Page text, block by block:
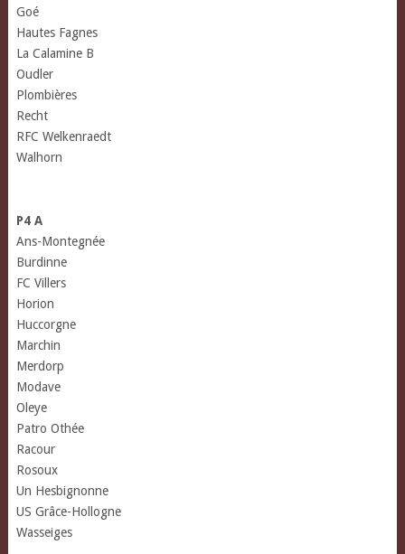
Goé
Hautes Fagnes
La Calamine B
Oudler
Plombières
Recht
RFC Welkenraedt
Walhorn
P4 A
Ans-Montegnée
Burdinne
FC Villers
Horion
Huccorgne
Marchin
Merdorp
Modave
Oleye
Patro Othée
Racour
Rosoux
Un Hesbignonne
US Grâce-Hollogne
Wasseiges